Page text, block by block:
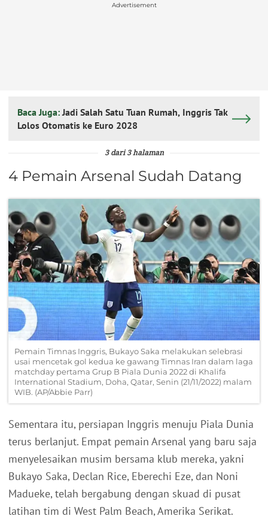
Advertisement
Baca Juga:Jadi Salah Satu Tuan Rumah, Inggris Tak
Lolos Otomatis ke Euro 2028
3 dari 3 halaman
4 Pemain Arsenal Sudah Datang
Pemain Timnas Inggris, Bukayo Saka melakukan selebrasi
usai mencetak gol kedua ke gawang Timnas Iran dalam laga
matchday pertama Grup B Piala Dunia 2022 di Khalifa
International Stadium, Doha, Qatar, Senin (21/11/2022) malam
WIB. (AP/Abbie Parr)
Sementara itu, persiapan Inggris menuju Piala Dunia
terus berlanjut. Empat pemain Arsenal yang baru saja
menyelesaikan musim bersama klub mereka, yakni
Bukayo Saka, Declan Rice, Eberechi Eze, dan Noni
Madueke, telah bergabung dengan skuad di pusat
latihan tim di West Palm Beach, Amerika Serikat.